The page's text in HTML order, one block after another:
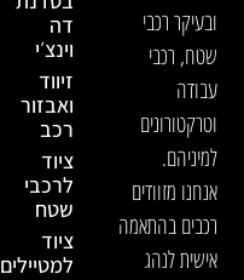
ובעיקר רכבי
שטח, רכבי
עבודה
וטרקטורונים
למיניהם.
אנחנו מזוודים
רכבים בהתאמה
אישית לנהג
דה
וינצ׳י
זיווד
ואבזור
רכב
ציוד
לרכבי
שטח
ציוד
למטיילים